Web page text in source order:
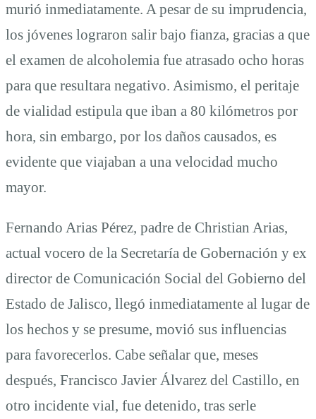
murió inmediatamente. A pesar de su imprudencia,
los jóvenes lograron salir bajo fianza, gracias a que
el examen de alcoholemia fue atrasado ocho horas
para que resultara negativo. Asimismo, el peritaje
de vialidad estipula que iban a 80 kilómetros por
hora, sin embargo, por los daños causados, es
evidente que viajaban a una velocidad mucho
mayor.
Fernando Arias Pérez, padre de Christian Arias,
actual vocero de la Secretaría de Gobernación y ex
director de Comunicación Social del Gobierno del
Estado de Jalisco, llegó inmediatamente al lugar de
los hechos y se presume, movió sus influencias
para favorecerlos. Cabe señalar que, meses
después, Francisco Javier Álvarez del Castillo, en
otro incidente vial, fue detenido, tras serle